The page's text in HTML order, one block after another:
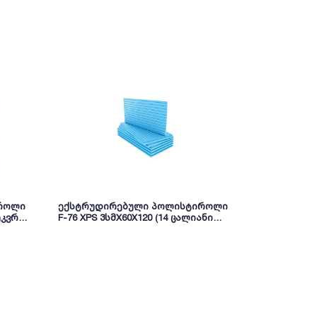
ექსტრუდირებული პოლისტიროლი
F-76 XPS 3სმX60X120 (14 ცალიანი